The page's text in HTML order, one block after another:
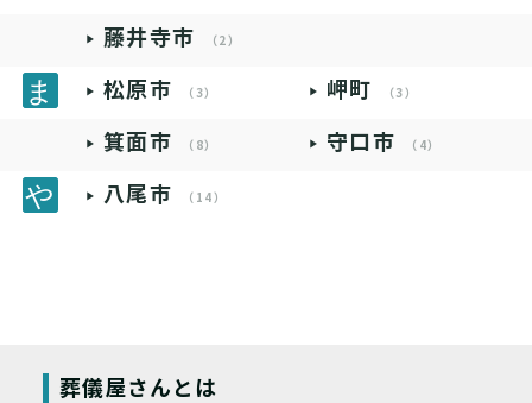
藤井寺市 （2）
松原市 （3） 岬町 （3）
箕面市 （8） 守口市 （4）
八尾市 （14）
葬儀屋さんとは